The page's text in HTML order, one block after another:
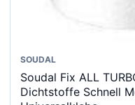
SOUDAL
Soudal Fix ALL
Dichtstoffe Schnell
Dieses
Produkt
weist